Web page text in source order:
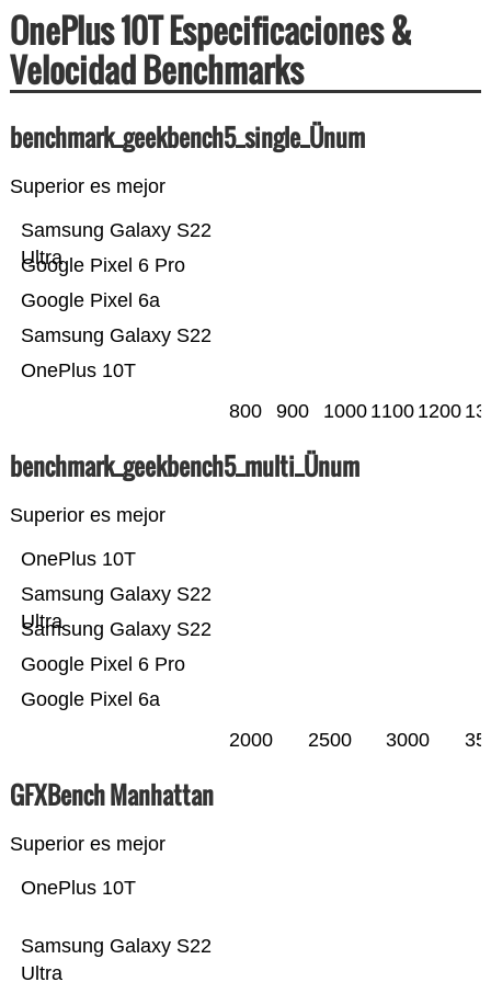
OnePlus 10T Especificaciones &
Velocidad Benchmarks
benchmark_geekbench5_single_Ünum
Superior es mejor
OnePlus 10T
Samsung Galaxy S22
Google Pixel 6a
Google Pixel 6 Pro
Samsung Galaxy S22
Ultra
800 900 1000 1100 1200
benchmark_geekbench5_multi_Ünum
Superior es mejor
Google Pixel 6a
Google Pixel 6 Pro
Samsung Galaxy S22
Samsung Galaxy S22
Ultra
OnePlus 10T
2000 2500 3000
GFXBench Manhattan
Superior es mejor
Samsung Galaxy S22
Ultra
OnePlus 10T